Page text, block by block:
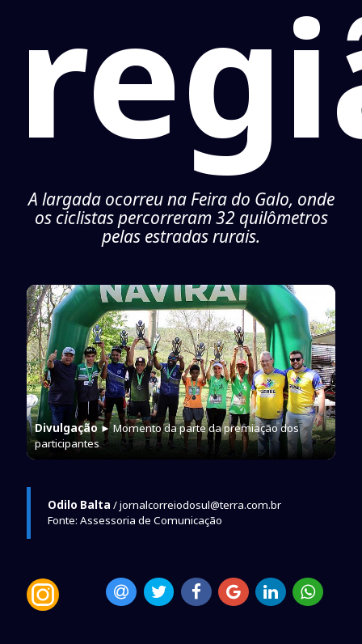
A largada ocorreu na Feira do Galo, onde
os ciclistas percorreram 32 quilômetros
pelas estradas rurais.
Divulgação► Momento da parte da premiação dos
participantes
Odilo Balta / jornalcorreiodosul@terra.com.br
Fonte: Assessoria de Comunicação